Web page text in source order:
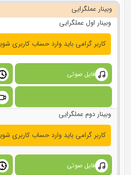
وبینار عملگرایی
وبینار اول عملگرایی
کاربر گرامی باید وارد حساب کاربری
فایل صوتی
وبینار دوم عملگرایی
کاربر گرامی باید وارد حساب کاربری
فایل صوتی